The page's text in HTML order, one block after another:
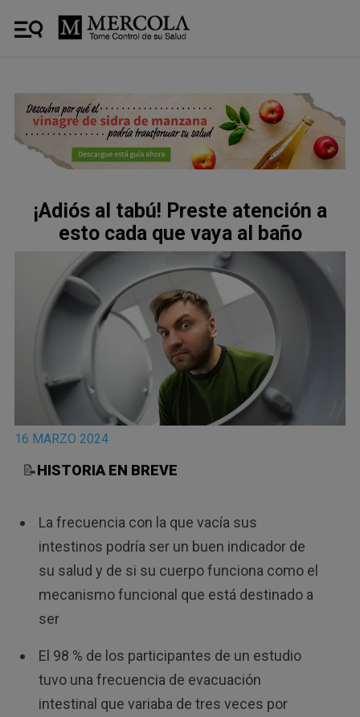
¡Adiós al tabú! Preste atención a
esto cada que vaya al baño
16 MARZO 2024
📝HISTORIA EN BREVE
La frecuencia con la que vacía sus
intestinos podría ser un buen indicador de
su salud y de si su cuerpo funciona como el
mecanismo funcional que está destinado a
ser
El 98 % de los participantes de un estudio
tuvo una frecuencia de evacuación
intestinal que variaba de tres veces por